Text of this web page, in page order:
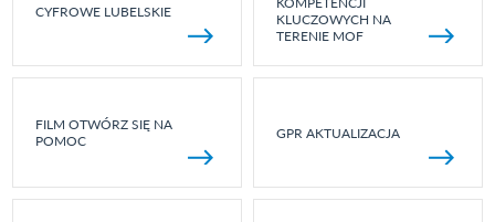
CYFROWE LUBELSKIE
KLUCZOWYCH NA
TERENIE MOF
FILM OTWÓRZ SIĘ NA
POMOC
GPR AKTUALIZACJA